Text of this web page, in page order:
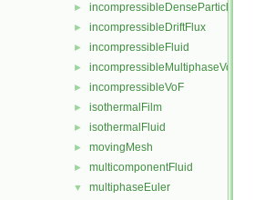
► incompressibleDenseParticleFluid
► incompressibleDriftFlux
► incompressibleFluid
► incompressibleMultiphaseVoF
► incompressibleVoF
► isothermalFilm
► isothermalFluid
► movingMesh
► multicomponentFluid
▼ multiphaseEuler